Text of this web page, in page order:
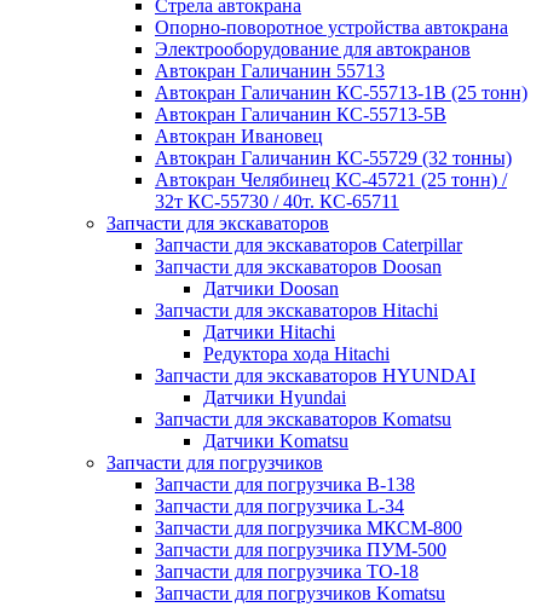
Стрела автокрана
Опорно-поворотное устройства автокрана
Электрооборудование для автокранов
Автокран Галичанин 55713
Автокран Галичанин КС-55713-1В (25 тонн)
Автокран Галичанин КС-55713-5В
Автокран Ивановец
Автокран Галичанин КС-55729 (32 тонны)
Автокран Челябинец КС-45721 (25 тонн) /
32т КС-55730 / 40т. КС-65711
Запчасти для экскаваторов
Запчасти для экскаваторов Caterpillar
Запчасти для экскаваторов Doosan
Датчики Doosan
Запчасти для экскаваторов Hitachi
Датчики Hitachi
Редуктора хода Hitachi
Запчасти для экскаваторов HYUNDAI
Датчики Hyundai
Запчасти для экскаваторов Komatsu
Датчики Komatsu
Запчасти для погрузчиков
Запчасти для погрузчика B-138
Запчасти для погрузчика L-34
Запчасти для погрузчика МКСМ-800
Запчасти для погрузчика ПУМ-500
Запчасти для погрузчика ТО-18
Запчасти для погрузчиков Komatsu